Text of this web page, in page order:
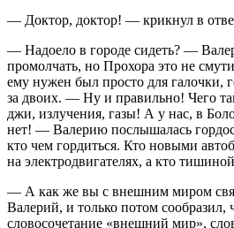
— Доктор, доктор! — крикнул в
— Надоело в городе сидеть? —
промолчать, но Прохора это не
ему нужен был просто для галочки,
за двоих. — Ну и правильно! Чего
джи, излучения, газы! А у нас, в
нет! — Валерию послышалась
кто чем гордиться. Кто новыми
на электродвигателях, а кто
— А как же вы с внешним миром
Валерий, и только потом сообразил,
словосочетание «внешний мир»,